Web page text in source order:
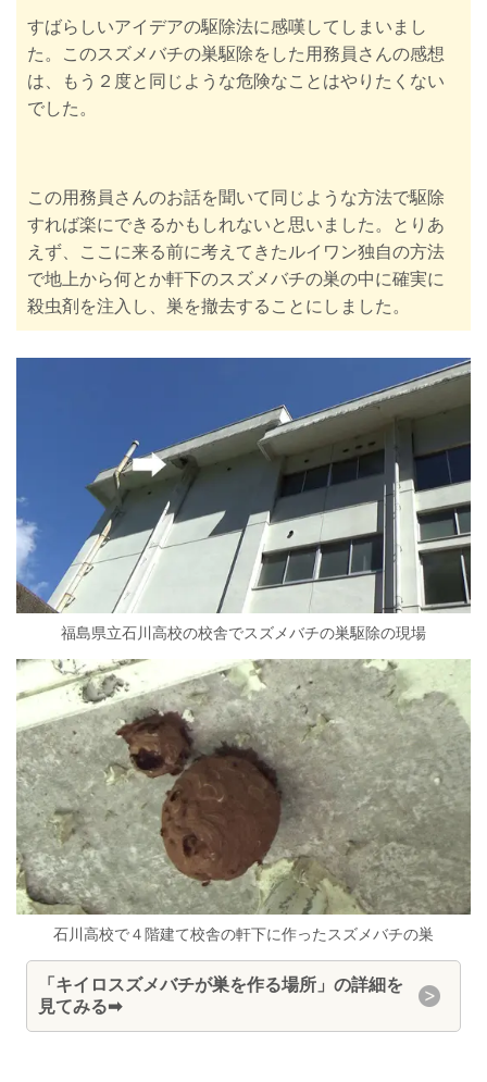
すばらしいアイデアの駆除法に感嘆してしまいまし
た。このスズメバチの巣駆除をした用務員さんの感想
は、もう２度と同じような危険なことはやりたくない
でした。
この用務員さんのお話を聞いて同じような方法で駆除
すれば楽にできるかもしれないと思いました。とりあ
えず、ここに来る前に考えてきたルイワン独自の方法
で地上から何とか軒下のスズメバチの巣の中に確実に
殺虫剤を注入し、巣を撤去することにしました。
福島県立石川高校の校舎でスズメバチの巣駆除の現場
石川高校で４階建て校舎の軒下に作ったスズメバチの巣
「キイロスズメバチが巣を作る場所」の詳細を
見てみる➡